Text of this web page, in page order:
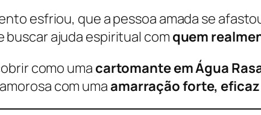
esfriou, que a pessoa amada se
buscar ajuda espiritual com quem
como umacartomante em Água
com umaamarração forte,